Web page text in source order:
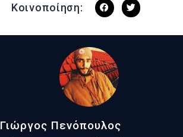
Κοινοποίηση:
Γιώργος Πενόπουλος